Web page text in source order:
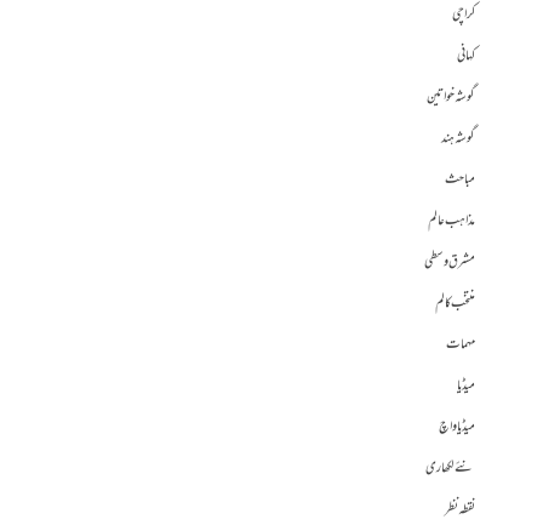
کراچی
کہانی
گوشہ خواتین
گوشہ ہند
مباحث
مذاہب عالم
مشرق وسطی
منتخب کالم
مہمات
میڈیا
میڈیا واچ
نئے لکھاری
نقطہ نظر